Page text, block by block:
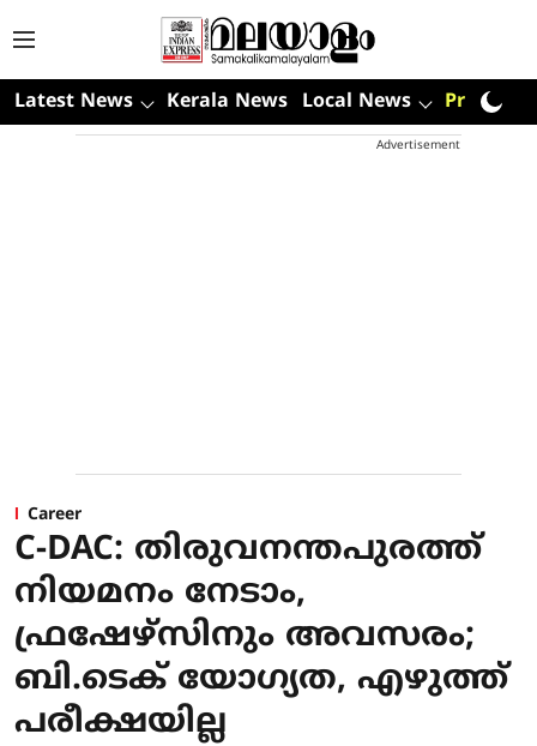
Latest News Kerala News Local News Premium
Advertisement
Career
C-DAC: തിരുവനന്തപുരത്ത്
നിയമനം നേടാം,
ഫ്രഷേഴ്‌സിനും അവസരം;
ബി.ടെക് യോഗ്യത, എഴുത്ത്
പരീക്ഷയില്ല